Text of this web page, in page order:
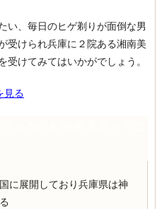
い、毎日のヒゲ剃りが面倒な男
受けられ兵庫に２院ある湘南美
けてみてはいかがでしょう。
見る
に展開しており兵庫県は神